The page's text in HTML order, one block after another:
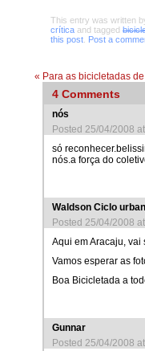
This entry was written
crítica and tagged
this post Post a
« Para as bicicletadas
4 Comments
nós
Posted 25/04/2008
só
nós.a força do
Waldson Ciclo
Posted 25/04/2008
Aqui em Aracaju, vai
Vamos esperar as
Boa Bicicletada a
Gunnar
Posted 25/04/2008